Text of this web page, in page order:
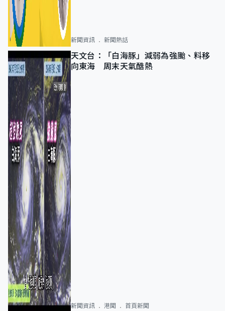
新聞資訊 新聞熱話
天文台：「白海豚」減弱為強颱、料移
向東海 周末天氣酷熱
新聞資訊 港聞 首頁新聞